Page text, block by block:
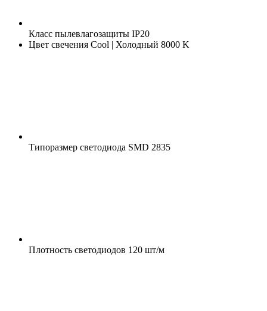
Класс пылевлагозащиты IP20
Цвет свечения Cool | Холодный 8000 K
Типоразмер светодиода SMD 2835
Плотность светодиодов 120 шт/м